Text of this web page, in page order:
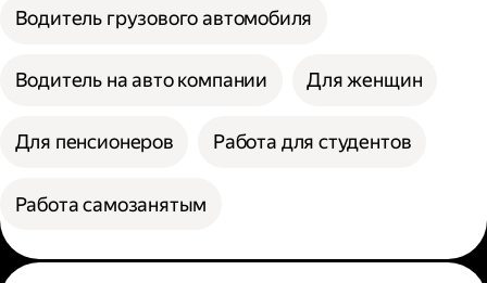
Водитель грузового автомобиля
Водитель на авто компании Для женщин
Для пенсионеров Работа для студентов
Работа самозанятым